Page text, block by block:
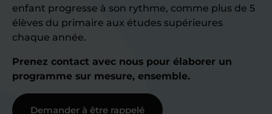
enfant progresse à son rythme, comme plus de 5
élèves du primaire aux études supérieures
chaque année.
Prenez contact avec nous pour élaborer un
programme sur mesure, ensemble.
Demander à être rappelé